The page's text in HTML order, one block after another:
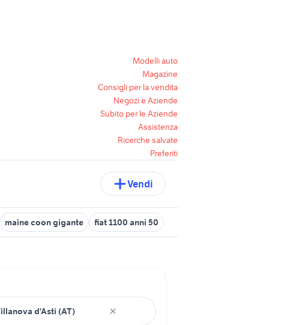
Modelli auto
Magazine
Consigli per la vendita
Negozi e Aziende
Subito per le Aziende
Assistenza
Ricerche salvate
Preferiti
Vendi
maine coon gigante fiat 1100 anni 50